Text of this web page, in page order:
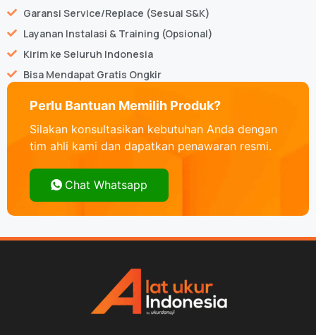
Garansi Service/Replace (Sesuai S&K)
Layanan Instalasi & Training (Opsional)
Kirim ke Seluruh Indonesia
Bisa Mendapat Gratis Ongkir
Perlu Bantuan Memilih Produk?
Silakan konsultasikan kebutuhan Anda dengan
tim ahli kami dan dapatkan penawaran resmi.
Chat Whatsapp